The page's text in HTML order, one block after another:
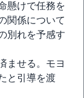
懸けで任務を
関係について
別れを予感す
ませる。モヨ
と引導を渡